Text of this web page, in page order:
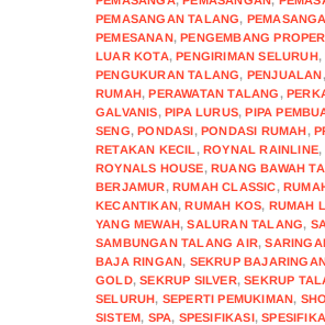
PEMASANGAN TALANG,
PEMESANAN,PENGEMBANG
LUAR KOTA,PENGIRIMAN SELURUH,
PENGUKURAN TALANG, PENJUALAN
RUMAH,PERAWATAN TALANG ,
GALVANIS,PIPA LURUS,PIPA
SENG,PONDASI,PONDASI RUMAH,
RETAKAN KECIL ,ROYNAL RAINLINE,
ROYNALS HOUSE,RUANG BAWAH
BERJAMUR,RUMAH CLASSIC,
KECANTIKAN,RUMAH KOS, RUMAH
YANG MEWAH,SALURAN TALANG,
SAMBUNGAN TALANG AIR,
BAJA RINGAN, SEKRUP
GOLD,SEKRUP SILVER,SEKRUP
SELURUH, SEPERTI PEMUKIMAN,
SISTEM, SPA, SPESIFIKASI,